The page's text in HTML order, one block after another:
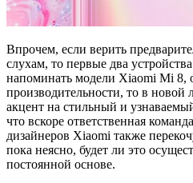
Впрочем, если верить
слухам, то первые два
напоминать модели Xiaomi Mi 8,
производительности, то в новой
акцент на стильный и
что вскоре ответственная
дизайнеров Xiaomi также
пока неясно, будет ли это
постоянной основе.